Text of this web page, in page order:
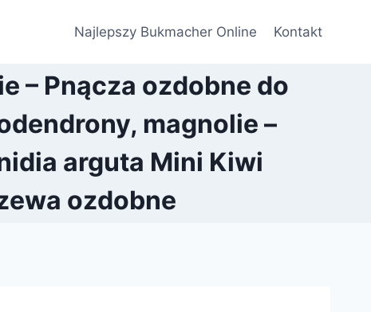
Najlepszy Bukmacher Online Kontakt
– Pnącza ozdobne do
magnolie –
arguta Mini Kiwi
ozdobne